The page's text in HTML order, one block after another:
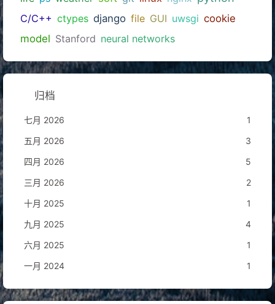
C/C++ ctypes django file GUI uwsgi cookie
model Stanford neural networks
归档
七月 2026
1
五月 2026
3
四月 2026
5
三月 2026
2
十月 2025
1
九月 2025
4
六月 2025
1
一月 2024
1